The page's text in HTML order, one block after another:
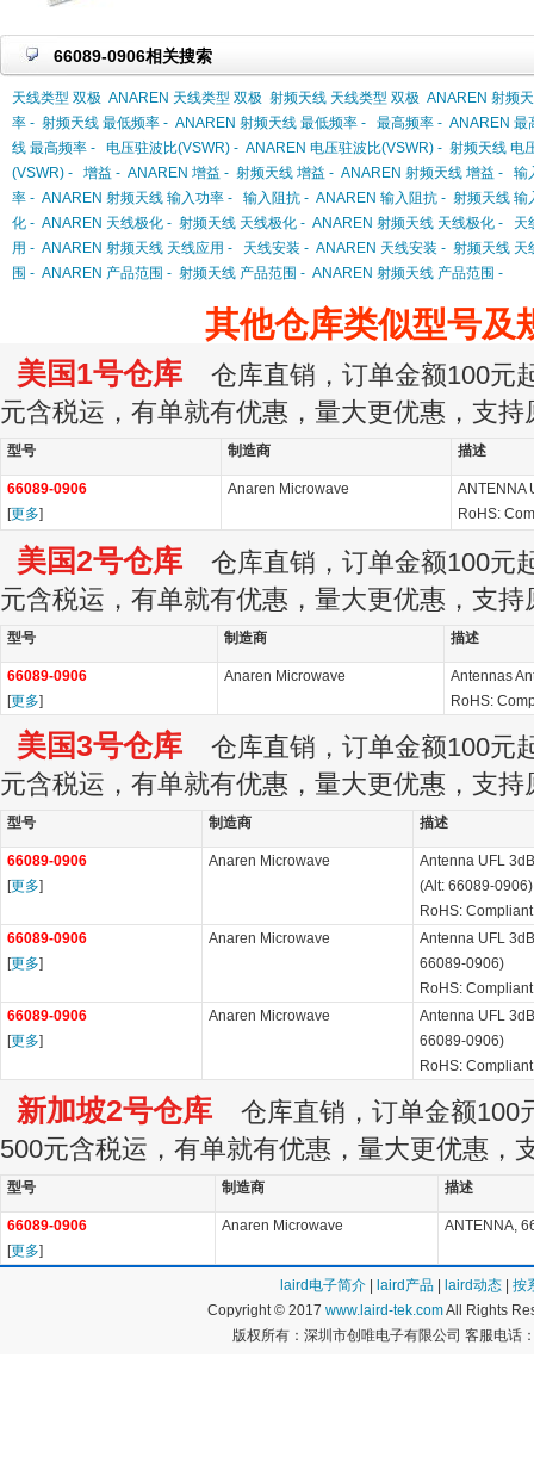
66089-0906相关搜索
天线类型 双极 ANAREN 天线类型 双极 射频天线 天线类型 双极 ANAREN 射频
率 - 射频天线 最低频率 - ANAREN 射频天线 最低频率 - 最高频率 - ANAREN 最
线 最高频率 -
电压驻波比(VSWR) - ANAREN 电压驻波比(VSWR) - 射频天线 电
(VSWR) -
增益 - ANAREN 增益 - 射频天线 增益 - ANAREN 射频天线 增益 -
输
率 - ANAREN 射频天线 输入功率 - 输入阻抗 - ANAREN 输入阻抗 - 射频天线 输
化 - ANAREN 天线极化 - 射频天线 天线极化 - ANAREN 射频天线 天线极化 -
天
用 - ANAREN 射频天线 天线应用 - 天线安装 - ANAREN 天线安装 - 射频天线 天
围 - ANAREN 产品范围 - 射频天线 产品范围 - ANAREN 射频天线 产品范围 -
其他仓库类似型号及
美国1号仓库 仓库直销，订单金额100元
元含税运，有单就有优惠，量大更优惠，支持
型号 制造商 描述
66089-0906
[更多]
Anaren Microwave
ANTENNA
RoHS:
美国2号仓库 仓库直销，订单金额100元
元含税运，有单就有优惠，量大更优惠，支持
型号 制造商 描述
66089-0906
[更多]
Anaren Microwave
Antennas
RoHS:
美国3号仓库 仓库直销，订单金额100元
元含税运，有单就有优惠，量大更优惠，支持
型号 制造商 描述
66089-0906
[更多]
Anaren Microwave
Antenna UFL
(Alt: 66089-0906)
RoHS: Compliant
66089-0906
[更多]
Anaren Microwave
Antenna UFL
66089-0906)
RoHS: Compliant
66089-0906
[更多]
Anaren Microwave
Antenna UFL
66089-0906)
RoHS: Compliant
新加坡2号仓库 仓库直销，订单金额100
500元含税运，有单就有优惠，量大更优惠，
型号 制造商 描述
66089-0906
[更多]
Anaren Microwave ANTENNA,
laird电子简介 laird产品 laird动态
按
Copyright © 2017 www.laird-tek.comAll Rights
版权所有：深圳市创唯电子有限公司 客服电话